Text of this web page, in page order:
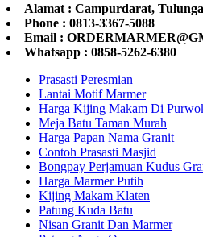
Alamat : Campurdarat,
Phone : 0813-3367-5088
Email :
Whatsapp : 0858-5262-6380
Prasasti Peresmian
Lantai Motif Marmer
Harga Kijing Makam Di
Meja Batu Taman Murah
Harga Papan Nama Granit
Contoh Prasasti Masjid
Bongpay Perjamuan Kudus
Harga Marmer Putih
Kijing Makam Klaten
Patung Kuda Batu
Nisan Granit Dan Marmer